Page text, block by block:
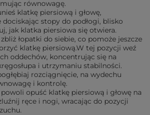
równowagę.
klatkę piersiową i głowę,
dociskając stopy do podłogi, blisko
jak klatka piersiowa się otwiera.
łopatki do siebie, co pomoże jeszcze
klatkę piersiową.W tej pozycji weź
oddechów, koncentrując się na
i utrzymaniu stabilności.
rozciągnięcie, na wydechu
i kontrolę.
opuść klatkę piersiową i głowę na
ręce i nogi, wracając do pozycji